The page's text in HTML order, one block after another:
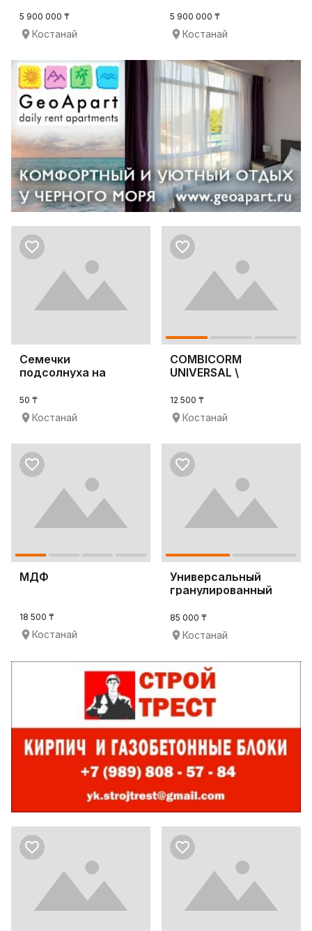
5 900 000 ₸
Костанай
5 900 000 ₸
Костанай
Семечки
подсолнуха на
50 ₸
Костанай
COMBICORM
UNIVERSAL \
универсальный
12 500 ₸
Костанай
МДФ
18 500 ₸
Костанай
Универсальный
гранулированный
85 000 ₸
Костанай